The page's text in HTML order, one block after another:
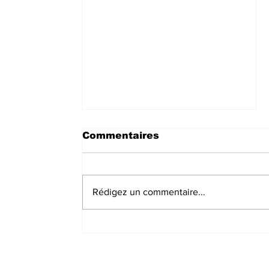
Commentaires
Rédigez un commentaire...